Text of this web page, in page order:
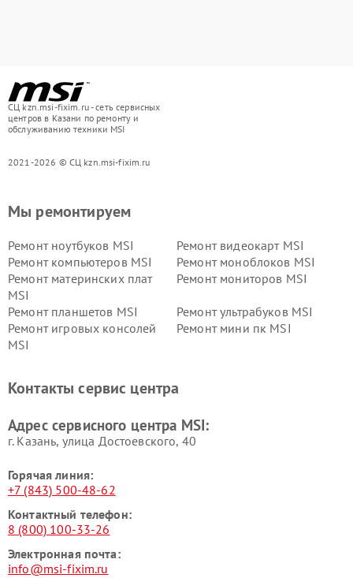
СЦ kzn.msi-fixim.ru - сеть сервисных
центров в Казани по ремонту и
обслуживанию техники MSI
2021-2026 © СЦ kzn.msi-fixim.ru
Мы ремонтируем
Ремонт ноутбуков MSI
Ремонт видеокарт MSI
Ремонт компьютеров MSI
Ремонт моноблоков MSI
Ремонт материнских плат
MSI
Ремонт мониторов MSI
Ремонт планшетов MSI
Ремонт ультрабуков MSI
Ремонт игровых консолей
MSI
Ремонт мини пк MSI
Контакты сервис центра
Адрес сервисного центра MSI:
г. Казань, улица Достоевского, 40
Горячая линия:
+7 (843) 500-48-62
Контактный телефон:
8 (800) 100-33-26
Электронная почта:
info@msi-fixim.ru